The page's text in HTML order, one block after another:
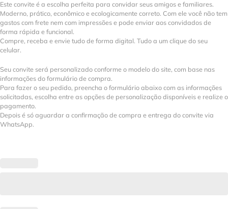
Este convite é a escolha perfeita para convidar seus amigos e familiares.
Moderno, prático, econômico e ecologicamente correto. Com ele você não tem
gastos com frete nem com impressões e pode enviar aos convidados de
forma rápida e funcional.
Compre, receba e envie tudo de forma digital. Tudo a um clique do seu
celular.
Seu convite será personalizado conforme o modelo do site, com base nas
informações do formulário de compra.
Para fazer o seu pedido, preencha o formulário abaixo com as informações
solicitadas, escolha entre as opções de personalização disponíveis e realize o
pagamento.
Depois é só aguardar a confirmação de compra e entrega do convite via
WhatsApp.